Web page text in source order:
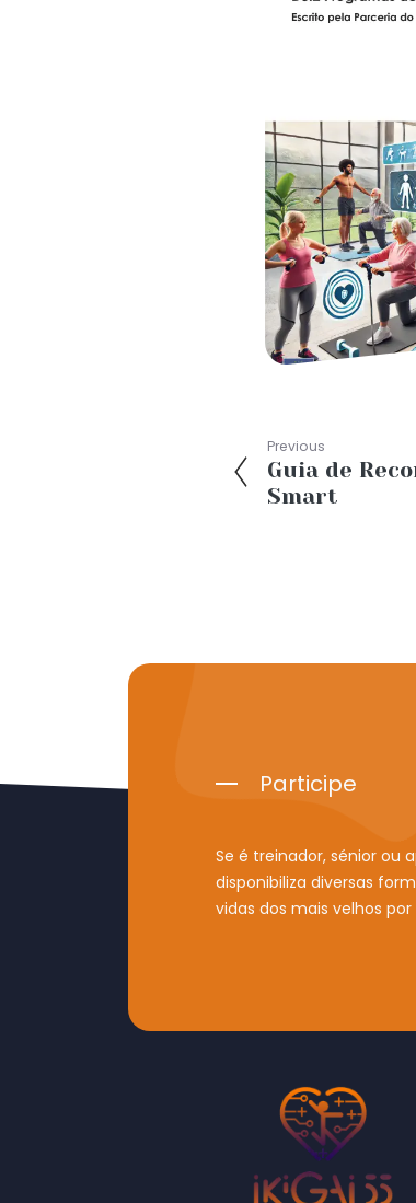
Previous
Guia de
Smart
Participe
Se é treinador, sénior ou
disponibiliza diversas
vidas dos mais velhos